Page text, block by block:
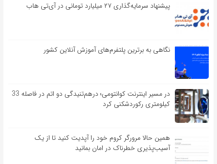
پیشنهاد سرمایه‌گذاری ۲۷ میلیارد تومانی در آی‌تی هاب
نگاهی به برترین پلتفرم‌های آموزش آنلاین کشور
در مسیر اینترنت کوانتومی؛ درهم‌تنیدگی دو اتم در فاصله 33
کیلومتری رکوردشکنی کرد
همین حالا مرورگر کروم خود را آپدیت کنید تا از یک
آسیب‌‌‌‌پذیری خطرناک در امان بمانید